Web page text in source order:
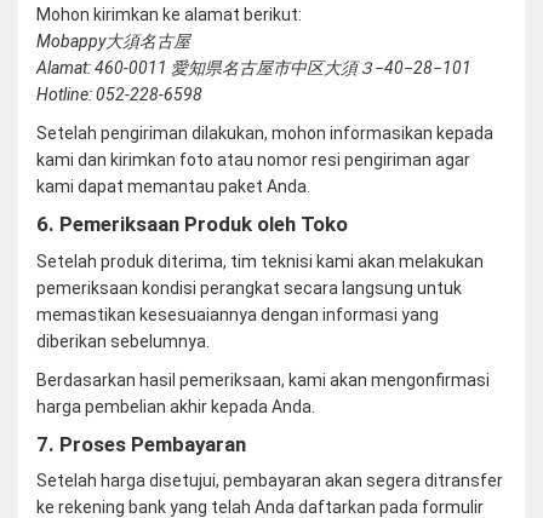
Mohon kirimkan ke alamat berikut:
Mobappy大須名古屋
Alamat: 460-0011 愛知県名古屋市中区大須３−40−28−101
Hotline: 052-228-6598
Setelah pengiriman dilakukan, mohon informasikan kepada
kami dan kirimkan foto atau nomor resi pengiriman agar
kami dapat memantau paket Anda.
6. Pemeriksaan Produk oleh Toko
Setelah produk diterima, tim teknisi kami akan melakukan
pemeriksaan kondisi perangkat secara langsung untuk
memastikan kesesuaiannya dengan informasi yang
diberikan sebelumnya.
Berdasarkan hasil pemeriksaan, kami akan mengonfirmasi
harga pembelian akhir kepada Anda.
7. Proses Pembayaran
Setelah harga disetujui, pembayaran akan segera ditransfer
ke rekening bank yang telah Anda daftarkan pada formulir